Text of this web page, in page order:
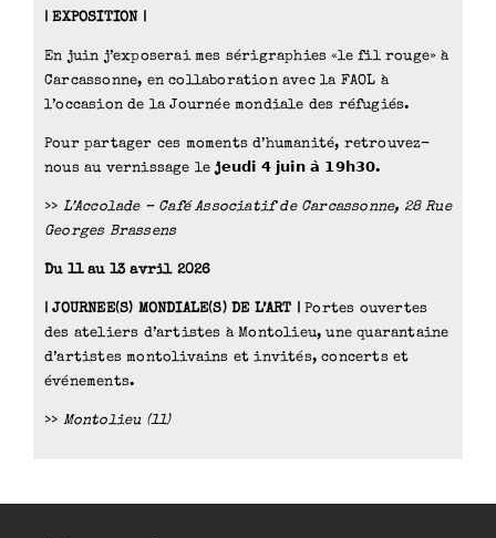
| EXPOSITION |
En juin j’exposerai mes sérigraphies «le fil rouge» à
Carcassonne, en collaboration avec la FAOL à
l’occasion de la Journée mondiale des réfugiés.
Pour partager ces moments d’humanité, retrouvez-
nous au vernissage lej𝗲𝘂𝗱𝗶 𝟰 𝗷𝘂𝗶𝗻 𝗮̀ 𝟭𝟵𝗵𝟯𝟬.
>> L’Accolade – Café Associatif de Carcassonne, 28 Rue
Georges Brassens
Du 11 au 13 avril 2026
| JOURNEE(S) MONDIALE(S) DE L’ART | Portes ouvertes
des ateliers d’artistes à Montolieu, une quarantaine
d’artistes montolivains et invités, concerts et
événements.
>> Montolieu (11)